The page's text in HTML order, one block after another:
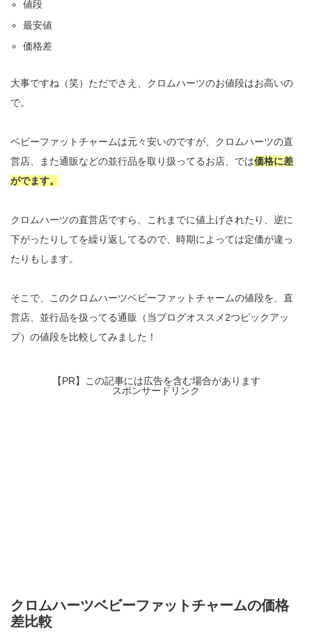
値段
最安値
価格差
大事ですね（笑）ただでさえ、クロムハーツのお値段はお高いの
で。
ベビーファットチャームは元々安いのですが、クロムハーツの直
営店、また通販などの並行品を取り扱ってるお店
では価格に差
がでます。
クロムハーツの直営店ですら、これまでに値上げされたり、逆に
下がったりしてを繰り返してるので、時期によっては定価が違っ
たりもします。
そこで、このクロムハーツベビーファットチャームの値段を、直
営店、並行品を扱ってる通販（当ブログオススメ2つピックアッ
プ）の値段を比較してみました！
【PR】この記事には広告を含む場合があります
スポンサードリンク
クロムハーツベビーファットチャームの価格
差比較